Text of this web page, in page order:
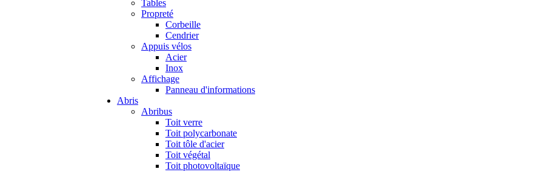
Tables
Propreté
Corbeille
Cendrier
Appuis vélos
Acier
Inox
Affichage
Panneau d'informations
Abris
Abribus
Toit verre
Toit polycarbonate
Toit tôle d'acier
Toit végétal
Toit photovoltaïque